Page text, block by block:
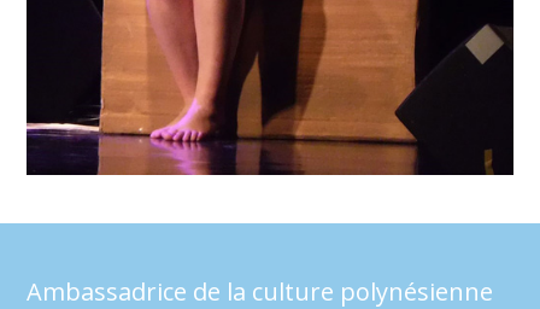
Ambassadrice de la culture polynésienne